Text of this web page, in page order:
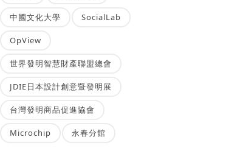
中國文化大學 SocialLab
OpView
世界發明智慧財產聯盟總會
JDIE日本設計創意暨發明展
台灣發明商品促進協會
Microchip 永春分館